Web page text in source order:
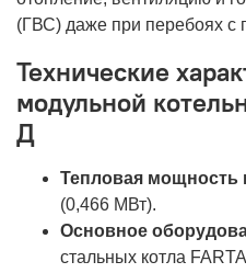
(ГВС) даже при перебоях с
Технические
модульной
Д
Тепловая мощность
(0,466 МВт).
Основное
стальных котла